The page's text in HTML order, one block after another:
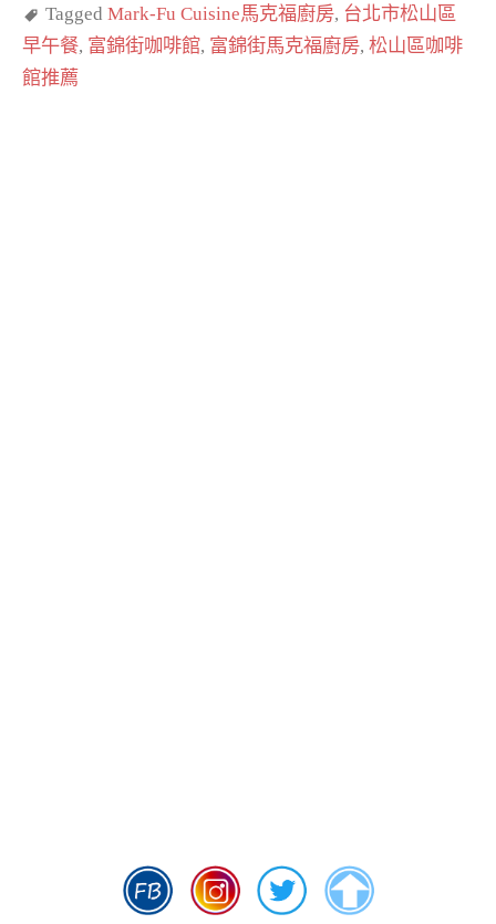
Tagged Mark-Fu Cuisine馬克福廚房, 台北市松山區
早午餐, 富錦街咖啡館, 富錦街馬克福廚房, 松山區咖啡
館推薦